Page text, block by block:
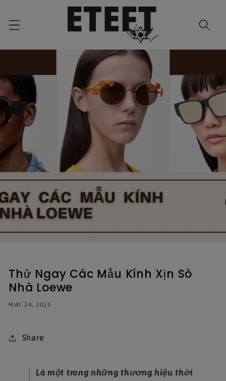
Thử Ngay Các Mẫu Kính Xịn Sò
Nhà Loewe
MAY 24, 2025
Share
Là một trong những thương hiệu thời